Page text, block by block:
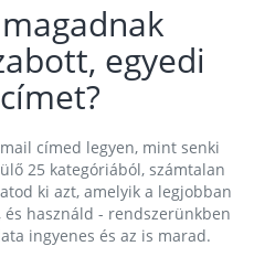
egyedi
címed legyen, mint senki
25 kategóriából, számtalan
ki azt, amelyik a legjobban
használd - rendszerünkben
ingyenes és az is marad.